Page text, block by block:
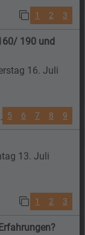
1 2 3
190 und
16. Juli
5 6 7 8 9
13. Juli
1 2 3